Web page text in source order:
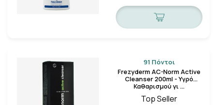
91 Πόντοι
Frezyderm AC-Norm Active
Cleanser 200ml - Υγρό
Καθαρισμού γι …
Top Seller